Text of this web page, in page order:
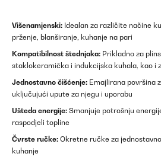
Višenamjenski: Idealan za različite načine
prženje, blanširanje, kuhanje na pari
Kompatibilnost štednjaka: Prikladno za
staklokeramička i indukcijska kuhala, kao i
Jednostavno čišćenje: Emajlirana površina
uključujući upute za njegu i uporabu
Ušteda energije: Smanjuje potrošnju
raspodjeli topline
Čvrste ručke: Okretne ručke za
kuhanje